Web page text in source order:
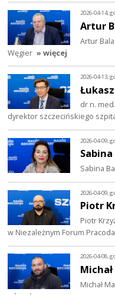
2026-04-14,
Artur
Artur
Węgier » więcej
2026-04-13,
dr n.
dyrektor szczecińskiego
2026-04-09,
Sabina
2026-04-09,
Piotr
Piotr
w Niezależnym Forum
2026-04-08,
Michał